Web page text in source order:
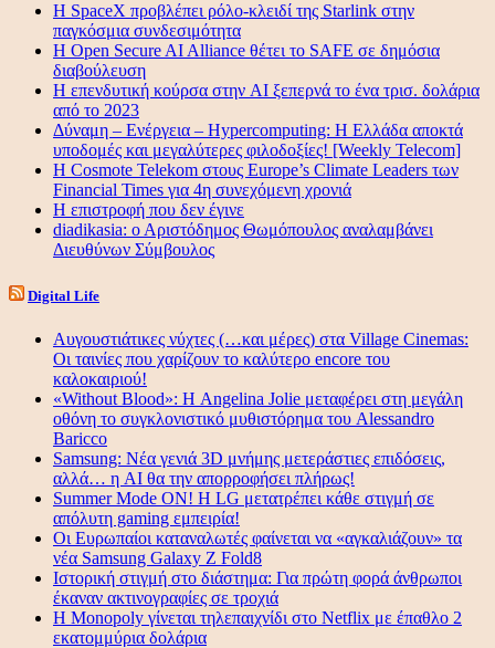
Η SpaceX προβλέπει ρόλο-κλειδί της Starlink στην
παγκόσμια συνδεσιμότητα
Η Open Secure AI Alliance θέτει το SAFE σε δημόσια
διαβούλευση
Η επενδυτική κούρσα στην AI ξεπερνά το ένα τρισ. δολάρια
από το 2023
Δύναμη – Ενέργεια – Ηypercomputing: Η Ελλάδα αποκτά
υποδομές και μεγαλύτερες φιλοδοξίες! [Weekly Telecom]
Η Cosmote Telekom στους Europe’s Climate Leaders των
Financial Times για 4η συνεχόμενη χρονιά
Η επιστροφή που δεν έγινε
diadikasia: ο Αριστόδημος Θωμόπουλος αναλαμβάνει
Διευθύνων Σύμβουλος
Digital Life
Αυγουστιάτικες νύχτες (…και μέρες) στα Village Cinemas:
Οι ταινίες που χαρίζουν το καλύτερο encore του
καλοκαιριού!
«Without Blood»: Η Angelina Jolie μεταφέρει στη μεγάλη
οθόνη το συγκλονιστικό μυθιστόρημα του Alessandro
Baricco
Samsung: Νέα γενιά 3D μνήμης μετεράστιες επιδόσεις,
αλλά… η AI θα την απορροφήσει πλήρως!
Summer Mode ON! Η LG μετατρέπει κάθε στιγμή σε
απόλυτη gaming εμπειρία!
Οι Ευρωπαίοι καταναλωτές φαίνεται να «αγκαλιάζουν» τα
νέα Samsung Galaxy Z Fold8
Ιστορική στιγμή στο διάστημα: Για πρώτη φορά άνθρωποι
έκαναν ακτινογραφίες σε τροχιά
Η Monopoly γίνεται τηλεπαιχνίδι στο Netflix με έπαθλο 2
εκατομμύρια δολάρια